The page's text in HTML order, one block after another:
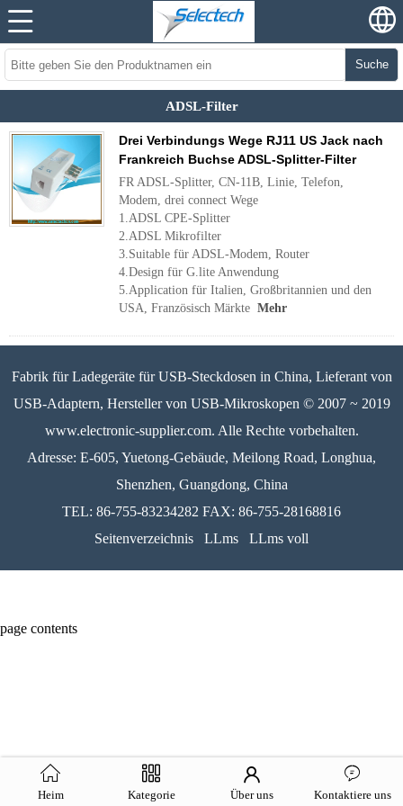
Suche
ADSL-Filter
Drei Verbindungs ​​Wege RJ11 US Jack nach
Frankreich Buchse ADSL-Splitter-Filter
FR ADSL-Splitter, CN-11B, Linie, Telefon,
Modem, drei connect Wege
1.ADSL CPE-Splitter
2.ADSL Mikrofilter
3.Suitable für ADSL-Modem, Router
4.Design für G.lite Anwendung
5.Application für Italien, Großbritannien und den
USA, Französisch Märkte Mehr
Fabrik für Ladegeräte für USB-Steckdosen in China, Lieferant von
USB-Adaptern, Hersteller von USB-Mikroskopen © 2007 ~ 2019
www.electronic-supplier.com. Alle Rechte vorbehalten.
Adresse: E-605, Yuetong-Gebäude, Meilong Road, Longhua,
Shenzhen, Guangdong, China
TEL: 86-755-83234282 FAX: 86-755-28168816
Seitenverzeichnis
LLms LLms voll
page contents
Heim Kategorie Über uns Kontaktiere uns